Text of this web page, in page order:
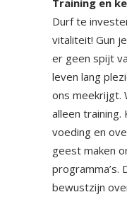
Durf te
vitaliteit! Gun
er geen spijt
leven lang
ons meekrijgt.
alleen training.
voeding en
geest maken
programma’s.
bewustzijn